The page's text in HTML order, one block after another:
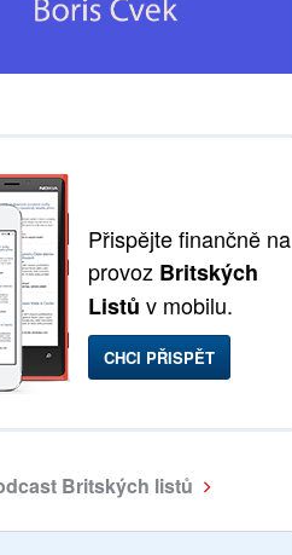
Přispějte finančně na
provoz Britských
Listů v mobilu.
CHCI PŘISPĚT
Britských listů